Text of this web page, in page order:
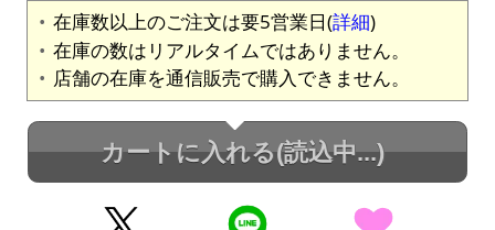
在庫数以上のご注文は要5営業日(詳細)
在庫の数はリアルタイムではありません。
店舗の在庫を通信販売で購入できません。
カートに入れる(読込中...)